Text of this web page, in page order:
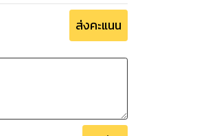
ส่งคะแนน